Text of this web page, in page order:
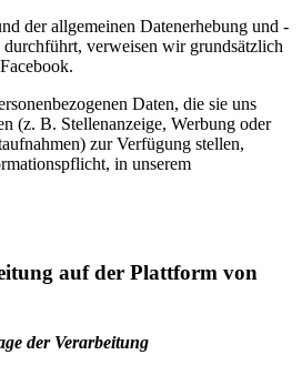
der allgemeinen Datenerhebung und -
verweisen wir grundsätzlich
Daten, die sie uns
(z. B. Stellenanzeige, Werbung oder
zur Verfügung stellen,
in unserem
auf der Plattform von
der Verarbeitung